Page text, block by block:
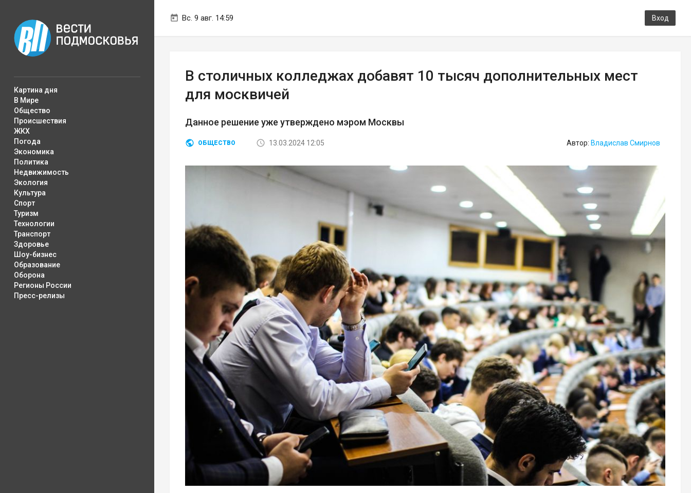
Вс. 9 авг. 14:59 Вход
Картина дня
В Мире
Общество
Происшествия
ЖКХ
Погода
Экономика
Политика
Недвижимость
Экология
Культура
Спорт
Туризм
Технологии
Транспорт
Здоровье
Шоу-бизнес
Образование
Оборона
Регионы России
Пресс-релизы
В столичных колледжах добавят 10 тысяч дополнительных мест
для москвичей
Данное решение уже утверждено мэром Москвы
ОБЩЕСТВО 13.03.2024 12:05 Автор: Владислав Смирнов